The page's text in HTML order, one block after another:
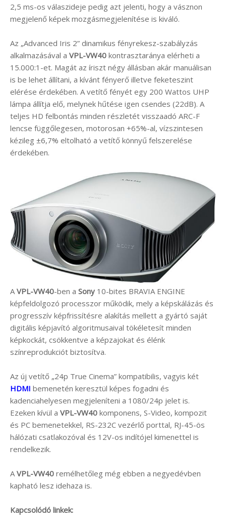
2,5 ms-os válaszideje pedig azt jelenti, hogy a vásznon
megjelenő képek mozgásmegjelenítése is kiváló.
Az „Advanced Iris 2” dinamikus fényrekesz-szabályzás
alkalmazásával a VPL-VW40 kontrasztaránya elérheti a
15.000:1-et. Magát az íriszt négy állásban akár manuálisan
is be lehet állítani, a kívánt fényerő illetve feketeszint
elérése érdekében. A vetítő fényét egy 200 Wattos UHP
lámpa állítja elő, melynek hűtése igen csendes (22dB). A
teljes HD felbontás minden részletét visszaadó ARC-F
lencse függőlegesen, motorosan +65%-al, vízszintesen
kézileg ±6,7% eltolható a vetítő könnyű felszerelése
érdekében.
AVPL-VW40-ben a Sony 10-bites BRAVIA ENGINE
képfeldolgozó processzor működik, mely a képskálázás és
progresszív képfrissítésre alakítás mellett a gyártó saját
digitális képjavító algoritmusaival tökéletesít minden
képkockát, csökkentve a képzajokat és élénk
színreprodukciót biztosítva.
Az új vetítő „24p True Cinema” kompatibilis, vagyis két
HDMI bemenetén keresztül képes fogadni és
kadenciahelyesen megjeleníteni a 1080/24p jelet is.
Ezeken kívül a VPL-VW40 komponens, S-Video, kompozit
és PC bemenetekkel, RS-232C vezérlő porttal, RJ-45-ös
hálózati csatlakozóval és 12V-os indítójel kimenettel is
rendelkezik.
AVPL-VW40 remélhetőleg még ebben a negyedévben
kapható lesz idehaza is.
Kapcsolódó linkek: